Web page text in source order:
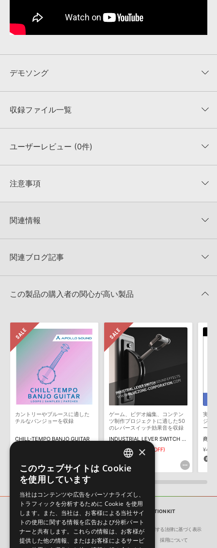
デモソング
収録サウンドの試聴
収録ファイル一覧
収録ファイル一覧
ユーザーレビュー (0件)
★★★★★
★5
★4
★1
0%
注意事項
4GBを超えるデータに関するご注意：
KONTAKTフォーマットについて：
せんので、ご注意ください。また、Add Library機能による「ライブラリ・タブ」表示に
製品の購入手続き完了後、受注確認メールとシリアルナンバーをお知らせするメールの2
ダウンロード製品という性質上、一切の返品・返金はお受け付け致しかねます。
関連情報
関連ブログ記事
【音効ピックアップ】インダストリアルな脈動を刻む「機械」サ
2025年01月30日 17:00
【音効ピックアップ】BOOM Library 効果音パック / ホラー・タ
イトルや足音コレクションを追加！
2022年09月22日 18:00
この製品の購入者の関心が高い製品
カントリーやブルースに適した
チルなバンジョーを収録
CHILL-TEMPO BANJO GUITAR
ゲーム、ビデオ編集、コンテン
ツ制作プロジェクトに適した50
のレバースイッチ効果音を収録
INDUSTRIAL LEVER SWITCH SOUND EFFECTS
¥1,386 ¥693(50%OFF)
34pt
実況
ジネ
ーン
商用
効果音 MECHANICALS - CONSTRUCTION KIT
会社概要 環境保護（CSR）への取り組み
特定商取引に関する法律に基づく表示
サイト動作環境
利用規約 個人情報の保護について 採用について
ENGLISH
×
このウェブサイトは Cookie
を使用しています
当社はコンテンツや広告をパーソナライズし、
トラフィックを分析するために Cookie を使用
します。また、当社は、お客様による当社サイ
トの使用に関する情報を広告および分析パート
ナーと共有します。これらの情報は、お客様が
提供した他の情報、またはお客様によるサービ